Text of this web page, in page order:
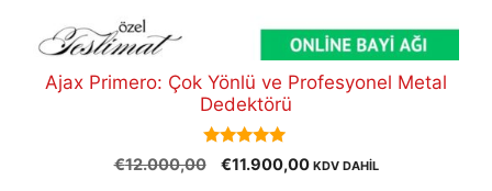
Ajax Primero: Çok Yönlü ve Profesyonel Metal
Dedektörü
5.00
out of 5
€12.000,00
Orijinal
€11.900,00Şu
KDV DAHİL